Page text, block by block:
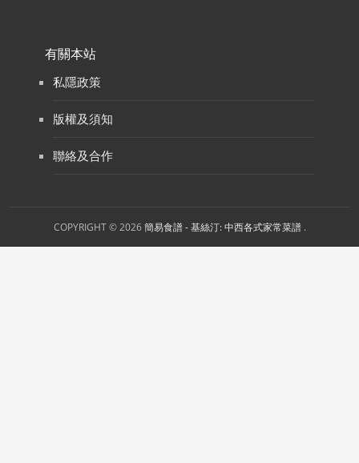
有關本站
私隱政策
版權及須知
聯絡及合作
COPYRIGHT © 2026簡易食譜 - 基絲汀: 中西各式家常菜譜 .